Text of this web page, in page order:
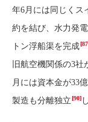
年6月には同じくス
約を結び、水力発
トン浮船渠を完成
旧航空機関係の3
月には資本金が33
製造も分離独立[90]